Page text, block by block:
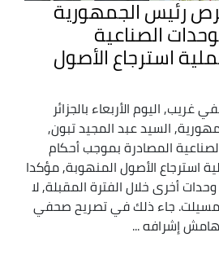
رئيس الجمهورية
الصناعية
استرجاع الأصول
غريب, اليوم الأربعاء بالجزائر
السيد عبد المجيد تبون,
المصادرة بموجب أحكام
الأصول المنهوبة, مؤكدا
أخرى خلال الفترة المقبلة, لا
جاء ذلك في تصريح صحفي
إشرافه ...